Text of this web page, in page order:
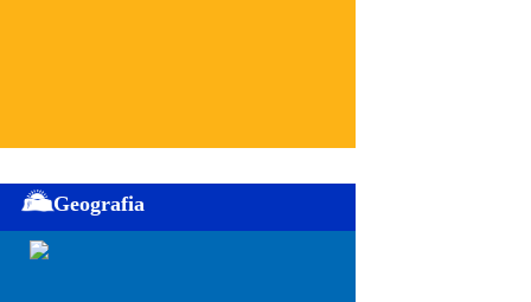
Geografia